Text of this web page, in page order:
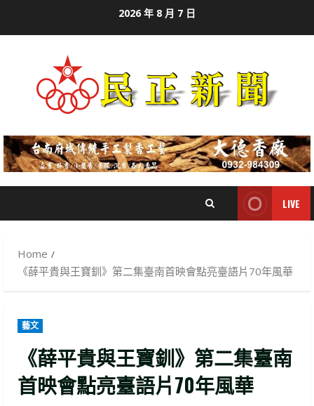
2026 年 8 月 7 日
LIVE
Home
《薛平貴與王寶釧》第二集臺南首映會點亮臺語片70年風華
藝文
《薛平貴與王寶釧》第二集臺南
首映會點亮臺語片70年風華